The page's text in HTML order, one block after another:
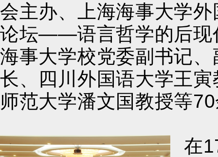
会主办、上海海事大学
论坛——语言哲学的后现
海事大学校党委副书记
长、四川外国语大学王
师范大学潘文国教授等
在